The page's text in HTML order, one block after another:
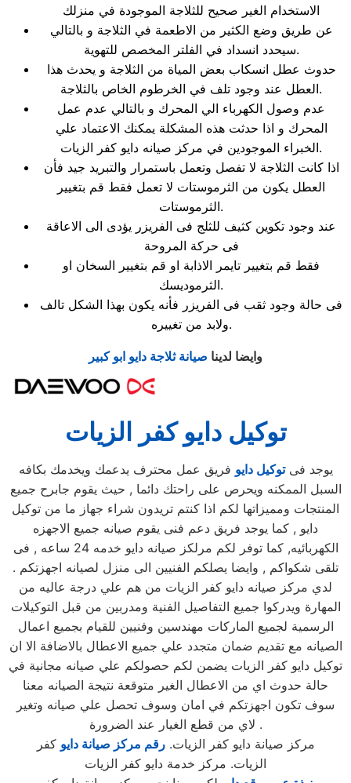
الاستخدام الغير صحيح للثلاجة الموجودة في منزلك
عن طريق وضع الكثير من الاطعمة في الثلاجة و بالتالي
سيحدد انسداد في الفلتر المخصص للتهوية.
حدوث عطل انسكاب بعض المياة من الثلاجة و يحدث هذا
العطل عند وجود تلف في الخرطوم الخاص بالثلاجة.
عدم وصول الكهرباء الي المحرك و بالتالي عدم عمل
المحرك و اذا حدثت هذه المشكلة يمكنك الاعتماد علي
الخبراء الموجودين في مركز صيانه دايو كفر الزيات.
اذا كانت الثلاجة لا تفصل وتعمل باستمرار والتبريد جيد فأن
العطل يكون من الثرموستات لا تعمل فقط قم بتغيير
الثرموستات.
عند وجود تكوين كثيف للثلج فى الفريزر يؤدى الى الاعاقة
فى حركة المروحة
فقط قم بتغيير تايمر الاذابة او قم بتغيير السخان او
الثرموديسك.
فى حالة وجود ثقب فى الفريزر فأنه يكون بهذا الشكل تالف
ولابد من تغييره.
وايضا لدينا صيانة ثلاجة دايو ابو كبير
توكيل دايو كفر الزيات
يوجد فىتوكيل دايو فريق عمل محترف يدعمك ويخدمك بكافه
السبل الممكنه ويحرص على راحتك دائما , حيث يقوم جابرح جميع
المنتجات ومميزاتها لكم اذا كنتم تريدون شراء جهاز ما من توكيل
دايو , كما يوجد فريق دعم فنى يقوم صيانه جميع الاجهزه
الكهربائيه, كما توفر لكم مرلكز صيانه دايو خدمه 24 ساعه , فى
تلقى شكواكم , وايضا يصلكم الفنيين الى منزل لصيانه اجهزتكم .
لدي مركز صيانه دايو كفر الزيات من هم علي درجة عاليه من
المهارة ويدركوا جميع التفاصيل الفنية ومدربين من قبل التوكيلات
الرسمية لجميع الماركات مهندسين وفنيين للقيام بجميع اعمال
الصيانه مع تقديم ضمان متجدد علي جميع الاعطال بالاضافة الا ان
توكيل دايو كفر الزيات يضمن لكم حصولكم علي صيانه مجانية في
حالة حدوث اي من الاعطال الغير متوقعة نتيجة الصيانه معنا
سوف تكون اجهزتكم في امان وسوف تحصل علي صيانه وتغير
لاي من قطع الغيار عند الضرورة .
مركز صيانة دايو كفر الزيات.رقم مركز صيانة دايو كفر
الزيات. مركز خدمة دايو كفر الزيات